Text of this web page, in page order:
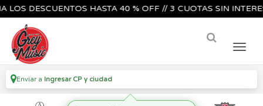
DESCUENTOS HASTA 40 % OFF // 3 CUOTAS SIN
Enviar a Ingresar CP y ciudad